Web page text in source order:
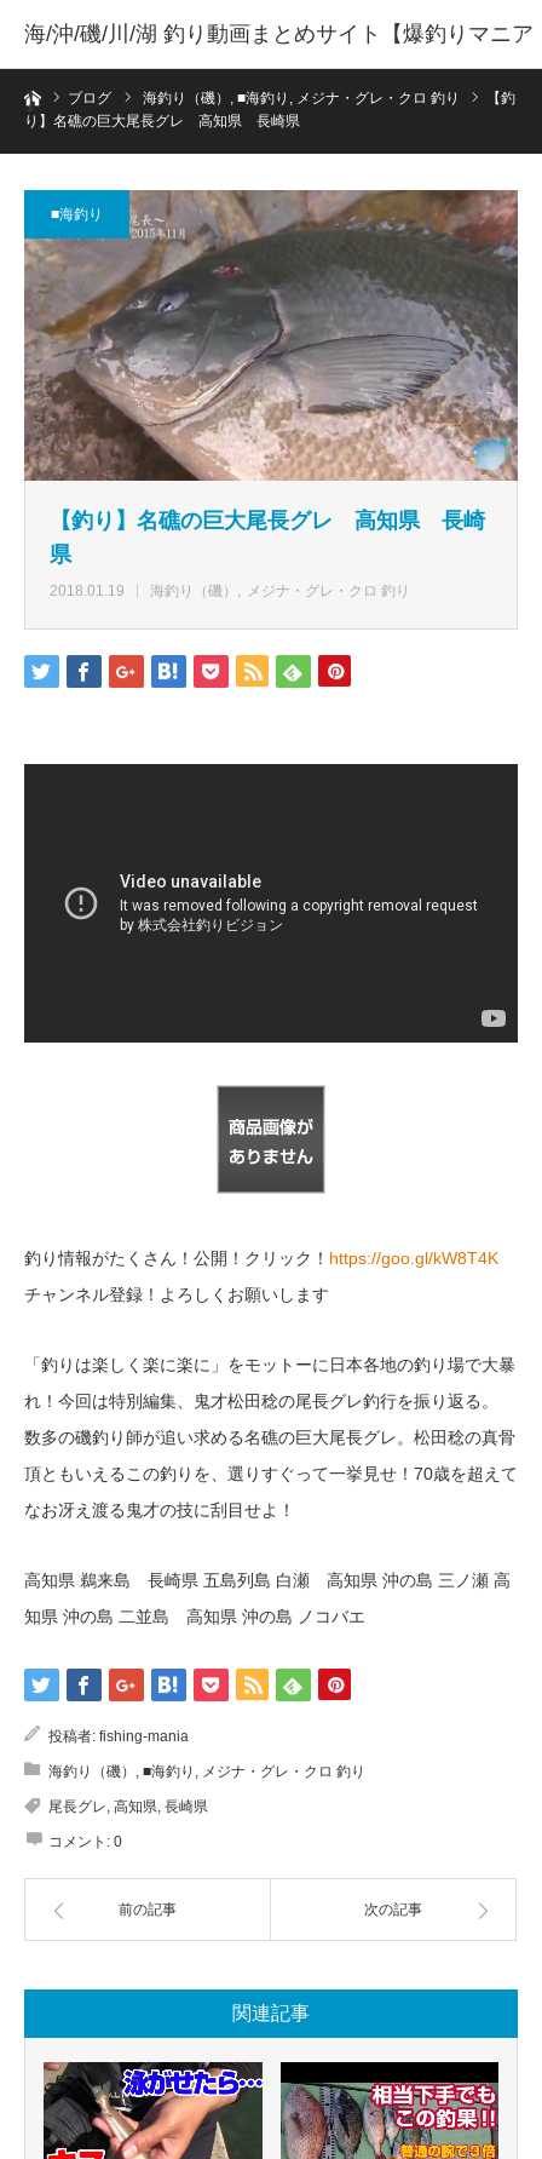
海/沖/磯/川/湖 釣り動画まとめサイト【爆釣りマニア
】ホームブログ 海釣り（磯） , ■海釣り , メジナ・グレ・クロ 釣り
【釣
り】名礁の巨大尾長グレ 高知県 長崎県
■海釣り
【釣り】名礁の巨大尾長グレ 高知県 長崎
県
2018.01.19 海釣り（磯） メジナ・グレ・クロ 釣り
釣り情報がたくさん！公開！クリック！ https://goo.gl/kW8T4K
チャンネル登録！よろしくお願いします
「釣りは楽しく楽に楽に」をモットーに日本各地の釣り場で大暴
れ！今回は特別編集、鬼才松田稔の尾長グレ釣行を振り返る。
数多の磯釣り師が追い求める名礁の巨大尾長グレ。松田稔の真骨
頂ともいえるこの釣りを、選りすぐって一挙見せ！70歳を超えて
なお冴え渡る鬼才の技に刮目せよ！
高知県 鵜来島 長崎県 五島列島 白瀬 高知県 沖の島 三ノ瀬 高
知県 沖の島 二並島 高知県 沖の島 ノコバエ
投稿者: fishing-mania
海釣り（磯） ■海釣り メジナ・グレ・クロ 釣り
尾長グレ 高知県 長崎県
コメント: 0
前の記事 次の記事
関連記事